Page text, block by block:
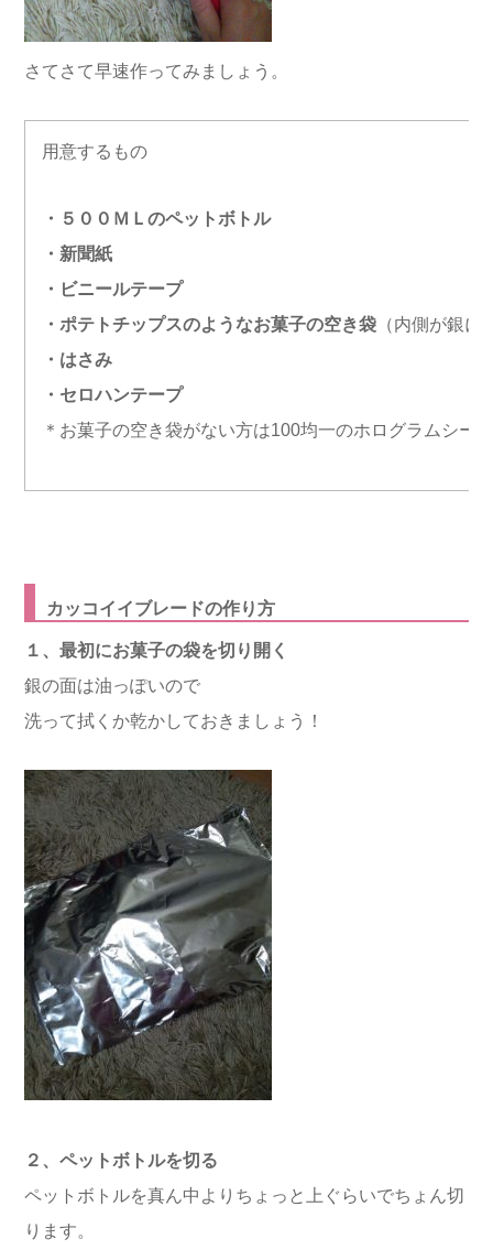
さてさて早速作ってみましょう。
用意するもの
・５００ＭＬのペットボトル
・新聞紙
・ビニールテープ
・ポテトチップスのようなお菓子の空き袋 （内側が銀に
・はさみ
・セロハンテープ
＊お菓子の空き袋がない方は100均一のホログラムシー
カッコイイブレードの作り方
１、最初にお菓子の袋を切り開く
銀の面は油っぽいので
洗って拭くか乾かしておきましょう！
２、ペットボトルを切る
ペットボトルを真ん中よりちょっと上ぐらいでちょん切
ります。